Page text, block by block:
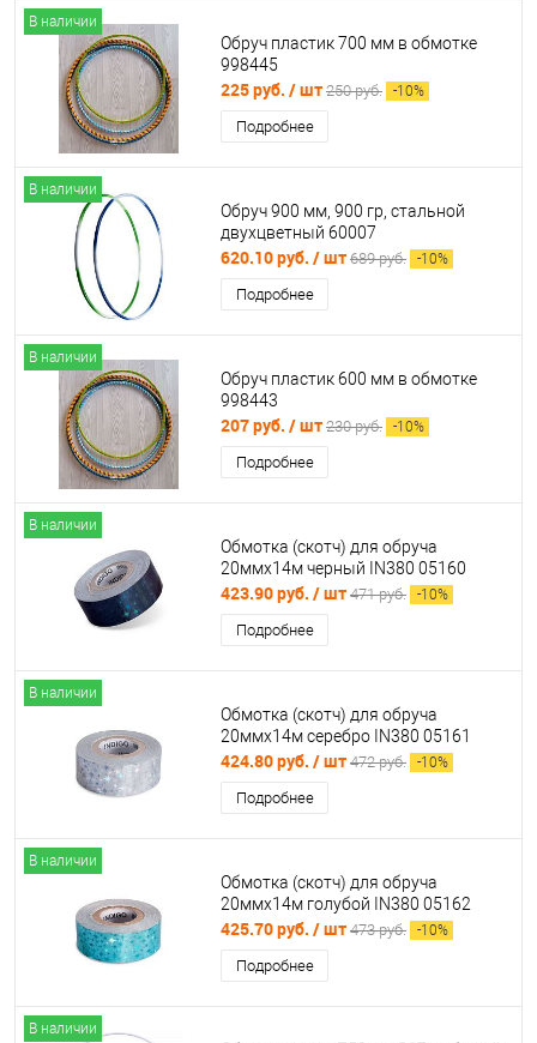
В наличии
Обруч пластик 700 мм в обмотке
998445
225 руб. / шт 250 руб. -10%
Подробнее
В наличии
Обруч 900 мм, 900 гр, стальной
двухцветный 60007
620.10 руб. / шт 689 руб. -10%
Подробнее
В наличии
Обруч пластик 600 мм в обмотке
998443
207 руб. / шт 230 руб. -10%
Подробнее
В наличии
Обмотка (скотч) для обруча
20ммх14м черный IN380 05160
423.90 руб. / шт 471 руб. -10%
Подробнее
В наличии
Обмотка (скотч) для обруча
20ммх14м серебро IN380 05161
424.80 руб. / шт 472 руб. -10%
Подробнее
В наличии
Обмотка (скотч) для обруча
20ммх14м голубой IN380 05162
425.70 руб. / шт 473 руб. -10%
Подробнее
В наличии